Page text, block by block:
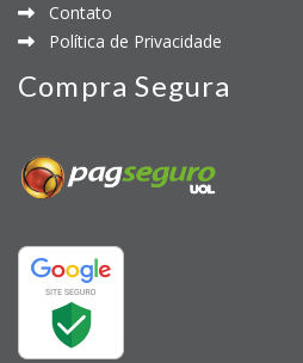
Contato
Política de Privacidade
Compra Segura